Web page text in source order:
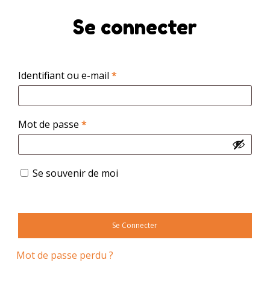
Se connecter
Identifiant ou e-mail *Obligatoire
Mot de passe *Obligatoire
Se souvenir de moi
Se Connecter
Mot de passe perdu ?